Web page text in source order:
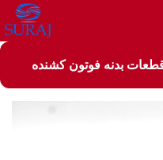
بدنه فوتون کشنده